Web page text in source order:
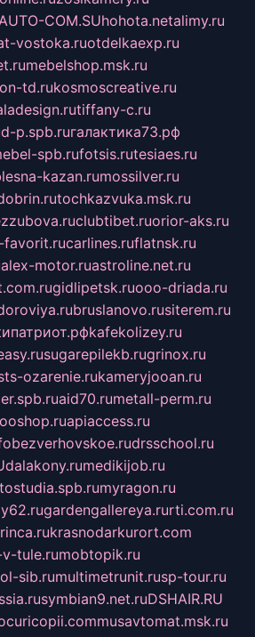
COM.SUhohota.netalimy.ru
vostoka.ruotdelkaexp.ru
mebelshop.msk.ru
td.rukosmoscreative.ru
tiffany-c.ru
d-p.spb.ruгалактика73.рф
spb.rufotsis.rutesiaes.ru
kazan.rumossilver.ru
tochkazvuka.msk.ru
clubtibet.ruorior-aks.ru
favorit.rucarlines.ruflatnsk.ru
alex-motor.ruastroline.net.ru
gidlipetsk.ruooo-driada.ru
bruslanovo.rusiterem.ru
kafekolizey.ru
sugarepilekb.rugrinox.ru
ozarenie.rukameryjooan.ru
aid70.rumetall-perm.ru
apiaccess.ru
bezverhovskoe.rudrsschool.ru
dalakony.rumedikijob.ru
myragon.ru
gardengallereya.rurti.com.ru
krasnodarkurort.com
tule.rumobtopik.ru
sib.rumultimetrunit.rusp-tour.ru
symbian9.net.ruDSHAIR.RU
musavtomat.msk.ru